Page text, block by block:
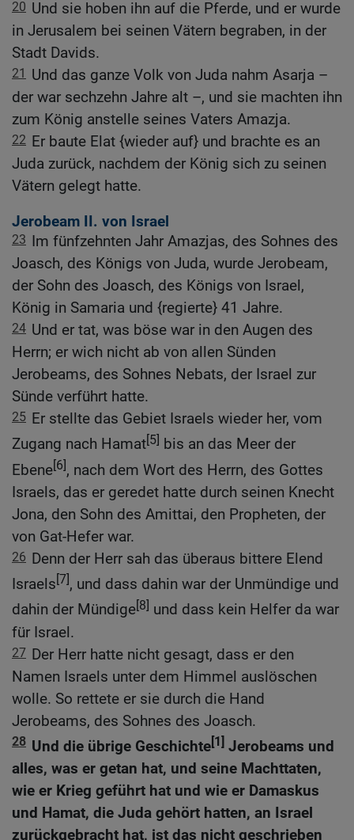
20 Und sie hoben ihn auf die Pferde, und er wurde
in Jerusalem bei seinen Vätern begraben, in der
Stadt Davids.
21 Und das ganze Volk von Juda nahm Asarja –
der war sechzehn Jahre alt –, und sie machten ihn
zum König anstelle seines Vaters Amazja.
22 Er baute Elat {wieder auf} und brachte es an
Juda zurück, nachdem der König sich zu seinen
Vätern gelegt hatte.
Jerobeam II. von Israel
23 Im fünfzehnten Jahr Amazjas, des Sohnes des
Joasch, des Königs von Juda, wurde Jerobeam,
der Sohn des Joasch, des Königs von Israel,
König in Samaria und {regierte} 41 Jahre.
24 Und er tat, was böse war in den Augen des
Herrn; er wich nicht ab von allen Sünden
Jerobeams, des Sohnes Nebats, der Israel zur
Sünde verführt hatte.
25 Er stellte das Gebiet Israels wieder her, vom
Zugang nach Hamat[5] bis an das Meer der
Ebene[6], nach dem Wort des Herrn, des Gottes
Israels, das er geredet hatte durch seinen Knecht
Jona, den Sohn des Amittai, den Propheten, der
von Gat-Hefer war.
26 Denn der Herr sah das überaus bittere Elend
Israels[7], und dass dahin war der Unmündige und
dahin der Mündige[8] und dass kein Helfer da war
für Israel.
27 Der Herr hatte nicht gesagt, dass er den
Namen Israels unter dem Himmel auslöschen
wolle. So rettete er sie durch die Hand
Jerobeams, des Sohnes des Joasch.
28 Und die übrige Geschichte[1] Jerobeams und
alles, was er getan hat, und seine Machttaten,
wie er Krieg geführt hat und wie er Damaskus
und Hamat, die Juda gehört hatten, an Israel
zurückgebracht hat, ist das nicht geschrieben